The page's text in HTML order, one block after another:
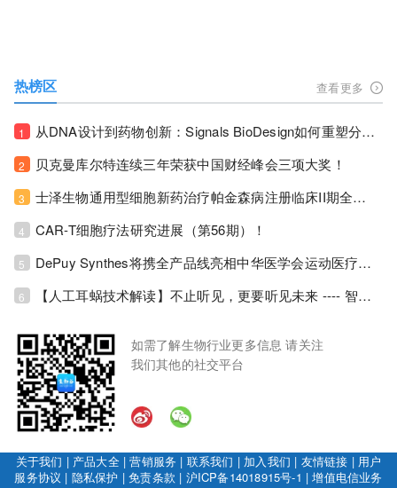
热榜区 查看更多
1 从DNA设计到药物创新：Signals BioDesign如何重塑分子生物学研发生态！
2 贝克曼库尔特连续三年荣获中国财经峰会三项大奖！
3 士泽生物通用型细胞新药治疗帕金森病注册临床II期全部入组完成！
4 CAR-T细胞疗法研究进展（第56期）！
5 DePuy Synthes将携全产品线亮相中华医学会运动医疗分会大会，加码布局中国运动医学创新赛道！
6 【人工耳蜗技术解读】不止听见，更要听见未来 ---- 智能耳蜗，开启人工耳蜗技术新纪元！
如需了解生物行业更多信息 请关注
我们其他的社交平台
关于我们 | 产品大全|营销服务 | 联系我们 | 加入我们 | 友情链接 | 用户
服务协议 | 隐私保护 |免责条款 | 沪ICP备14018915号-1 |增值电信业务